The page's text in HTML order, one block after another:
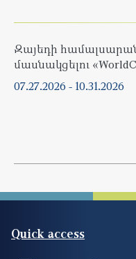
Զայեդի
մասնակցելու
07.27.2026 - 10.31.2026
Quick access